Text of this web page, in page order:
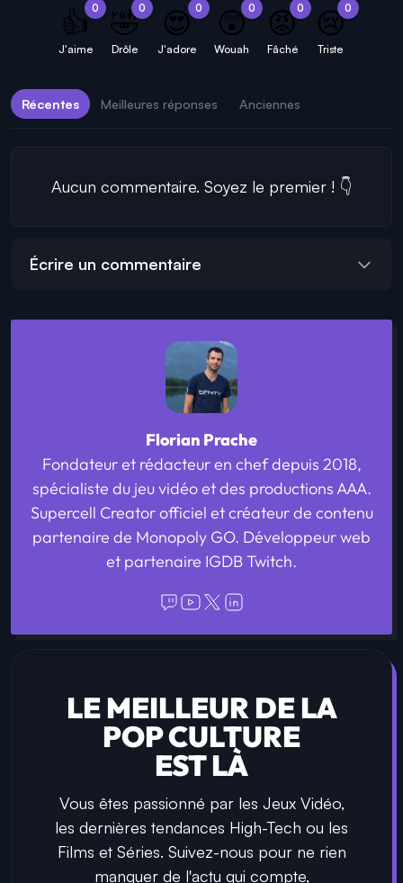
0
👍
J'aime
0
🤣
Drôle
0
😍
J'adore
0
😲
Wouah
0
😡
Fâché
0
😢
Triste
Récentes Meilleures réponses Anciennes
Aucun commentaire. Soyez le premier ! 👇
Écrire un commentaire
Florian Prache
Fondateur et rédacteur en chef depuis 2018,
spécialiste du jeu vidéo et des productions AAA.
Supercell Creator officiel et créateur de contenu
partenaire de Monopoly GO. Développeur web
et partenaire IGDB Twitch.
LE MEILLEUR DE LA
POP CULTURE
EST LÀ
Vous êtes passionné par les Jeux Vidéo,
les dernières tendances High-Tech ou les
Films et Séries. Suivez-nous pour ne rien
manquer de l'actu qui compte,